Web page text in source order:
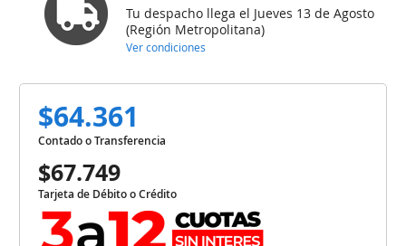
Tu despacho llega el Jueves 13 de Agosto
(Región Metropolitana)
Ver condiciones
$64.361
Contado o Transferencia
$67.749
Tarjeta de Débito o Crédito